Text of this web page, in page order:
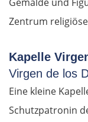
Zentrum
Kapelle
Virgen de los
Eine kleine
Schutzpatronin
Panevėžys
Vilnius
Alytus